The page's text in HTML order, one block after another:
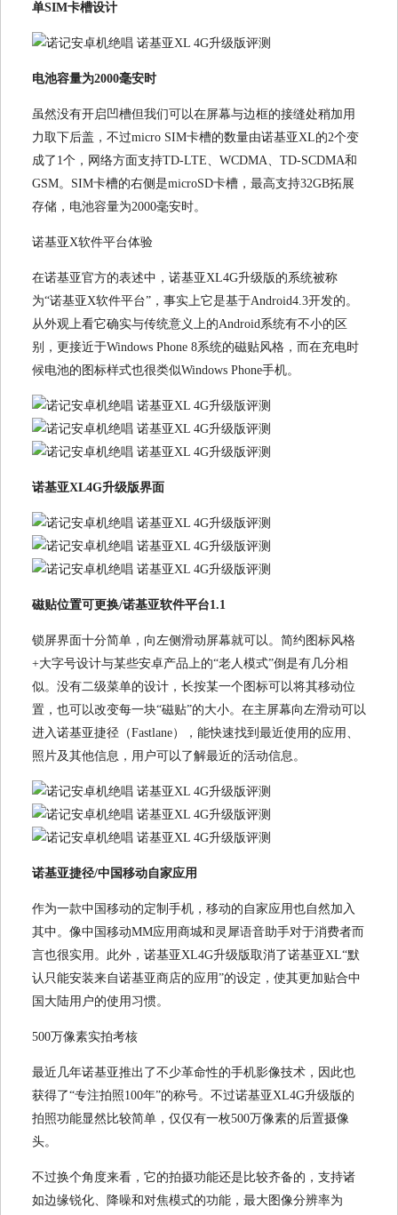
单SIM卡槽设计
电池容量为2000毫安时
虽然没有开启凹槽但我们可以在屏幕与边框的接缝处稍加用
力取下后盖，不过micro SIM卡槽的数量由诺基亚XL的2个变
成了1个，网络方面支持TD-LTE、WCDMA、TD-SCDMA和
GSM。SIM卡槽的右侧是microSD卡槽，最高支持32GB拓展
存储，电池容量为2000毫安时。
诺基亚X软件平台体验
在诺基亚官方的表述中，诺基亚XL4G升级版的系统被称
为“诺基亚X软件平台”，事实上它是基于Android4.3开发的。
从外观上看它确实与传统意义上的Android系统有不小的区
别，更接近于Windows Phone 8系统的磁贴风格，而在充电时
候电池的图标样式也很类似Windows Phone手机。
诺基亚XL4G升级版界面
磁贴位置可更换/诺基亚软件平台1.1
锁屏界面十分简单，向左侧滑动屏幕就可以。简约图标风格
+大字号设计与某些安卓产品上的“老人模式”倒是有几分相
似。没有二级菜单的设计，长按某一个图标可以将其移动位
置，也可以改变每一块“磁贴”的大小。在主屏幕向左滑动可以
进入诺基亚捷径（Fastlane），能快速找到最近使用的应用、
照片及其他信息，用户可以了解最近的活动信息。
诺基亚捷径/中国移动自家应用
作为一款中国移动的定制手机，移动的自家应用也自然加入
其中。像中国移动MM应用商城和灵犀语音助手对于消费者而
言也很实用。此外，诺基亚XL4G升级版取消了诺基亚XL“默
认只能安装来自诺基亚商店的应用”的设定，使其更加贴合中
国大陆用户的使用习惯。
500万像素实拍考核
最近几年诺基亚推出了不少革命性的手机影像技术，因此也
获得了“专注拍照100年”的称号。不过诺基亚XL4G升级版的
拍照功能显然比较简单，仅仅有一枚500万像素的后置摄像
头。
不过换个角度来看，它的拍摄功能还是比较齐备的，支持诸
如边缘锐化、降噪和对焦模式的功能，最大图像分辨率为